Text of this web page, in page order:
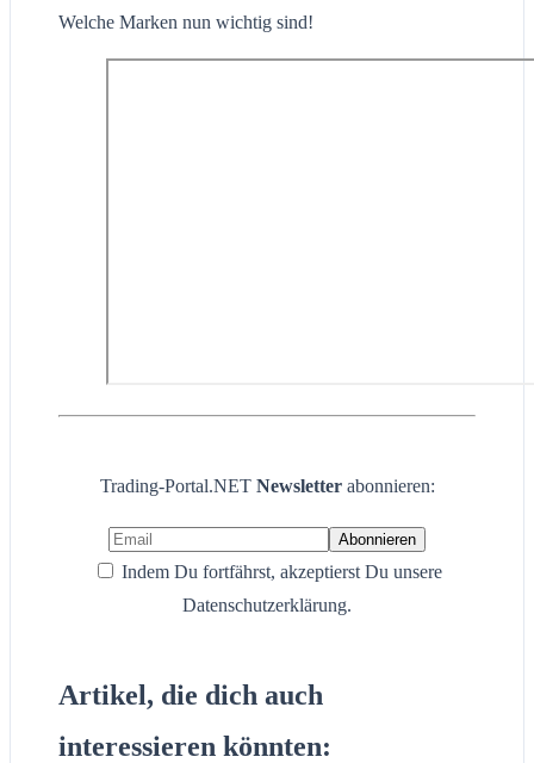
Welche Marken nun wichtig sind!
Trading-Portal.NET Newsletter abonnieren:
Indem Du fortfährst, akzeptierst Du unsere
Datenschutzerklärung.
Artikel, die dich auch
interessieren könnten: